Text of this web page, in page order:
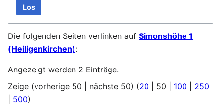
Los
Die folgenden Seiten verlinken auf Simonshöhe 1
(Heiligenkirchen):
Angezeigt werden 2 Einträge.
Zeige (vorherige 50 nächste 50) (20 50 100
250
500)